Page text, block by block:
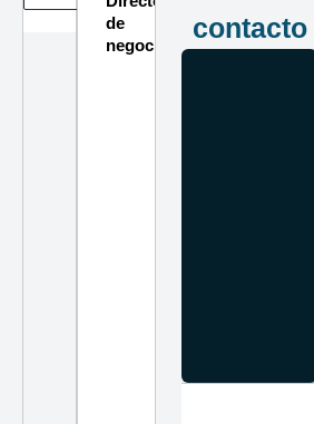
de
negocios
contacto